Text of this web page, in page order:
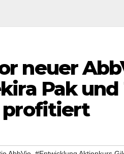
neuer
Pak
profitiert